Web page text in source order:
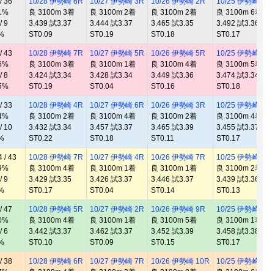
9
良 3100m 3着
3.439 試3.37
ST0.09
良 3100m 2着
3.444 試3.37
ST0.19
良 3100m 2着
3.465 試3.35
ST0.18
良 3100m 6着
3.492 試3.36
ST0.17
43
8
10/28 伊勢崎 7R
良 3100m 3着
3.424 試3.34
ST0.19
10/27 伊勢崎 5R
良 3100m 1着
3.428 試3.34
ST0.04
10/26 伊勢崎 5R
良 3100m 4着
3.449 試3.36
ST0.16
10/25 伊勢崎 5R
良 3100m 5着
3.474 試3.34
ST0.18
33
10
10/28 伊勢崎 4R
良 3100m 2着
3.432 試3.34
ST0.22
10/27 伊勢崎 6R
良 3100m 4着
3.457 試3.37
ST0.18
10/26 伊勢崎 3R
良 3100m 2着
3.465 試3.39
ST0.11
10/25 伊勢崎 8R
良 3100m 4着
3.455 試3.37
ST0.17
/ 43
9
10/28 伊勢崎 7R
良 3100m 4着
3.429 試3.35
ST0.17
10/27 伊勢崎 4R
良 3100m 1着
3.426 試3.37
ST0.04
10/26 伊勢崎 7R
良 3100m 1着
3.446 試3.37
ST0.14
10/25 伊勢崎 7R
良 3100m 2着
3.439 試3.36
ST0.13
47
6
10/28 伊勢崎 5R
良 3100m 4着
3.442 試3.37
ST0.10
10/27 伊勢崎 2R
良 3100m 1着
3.462 試3.37
ST0.09
10/26 伊勢崎 9R
良 3100m 5着
3.452 試3.39
ST0.15
10/25 伊勢崎 5R
良 3100m 1着
3.458 試3.38
ST0.17
38
10/28 伊勢崎 6R
10/27 伊勢崎 7R
10/26 伊勢崎 10R
10/25 伊勢崎 11R